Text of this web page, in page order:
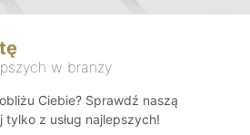
w branży
Ciebie? Sprawdź naszą
z usług najlepszych!